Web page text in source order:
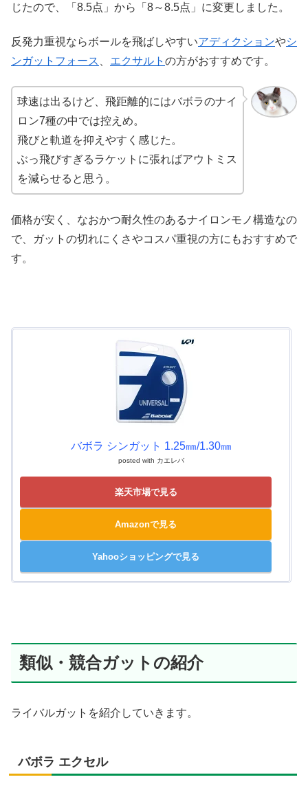
じたので、「8.5点」から「8～8.5点」に変更しました。
反発力重視ならボールを飛ばしやすいアディクションやシ
ンガットフォース
エクサルト の方がおすすめです。
球速は出るけど、飛距離的にはバボラのナイ
ロン7種の中では控えめ。
飛びと軌道を抑えやすく感じた。
ぶっ飛びすぎるラケットに張ればアウトミス
を減らせると思う。
価格が安く、なおかつ耐久性のあるナイロンモノ構造なの
で、ガットの切れにくさやコスパ重視の方にもおすすめで
す。
バボラ シンガット 1.25㎜/1.30㎜
posted with カエレバ
楽天市場で見る
Amazonで見る
Yahooショッピングで見る
類似・競合ガットの紹介
ライバルガットを紹介していきます。
バボラ エクセル